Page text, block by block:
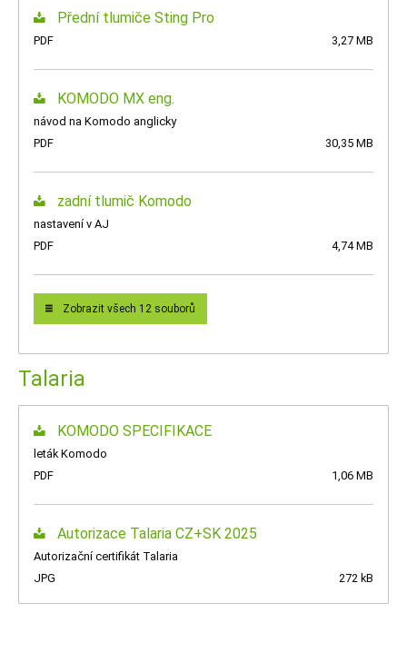
Přední tlumiče Sting Pro
PDF 3,27 MB
KOMODO MX eng.
návod na Komodo anglicky
PDF
30,35 MB
zadní tlumič Komodo
nastavení v AJ
PDF
4,74 MB
Zobrazit všech 12 souborů
Talaria
KOMODO SPECIFIKACE
leták Komodo
PDF
1,06 MB
Autorizace Talaria CZ+SK 2025
Autorizační certifikát Talaria
JPG
272 kB